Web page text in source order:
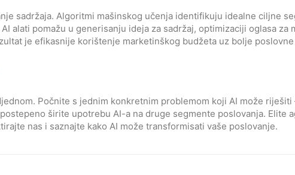
sadržaja. Algoritmi mašinskog učenja identifikuju idealne ciljne
alati pomažu u generisanju ideja za sadržaj, optimizaciji oglasa za
je efikasnije korištenje marketinškog budžeta uz bolje
Počnite s jednim konkretnim problemom koji AI može
širite upotrebu AI-a na druge segmente poslovanja. Elite
nas i saznajte kako AI može transformisati vaše poslovanje.